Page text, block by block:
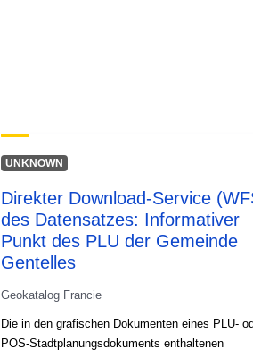
UNKNOWN
Direkter Download-Service
des Datensatzes: Informativer
Punkt des PLU der Gemeinde
Gentelles
Geokatalog Francie
Die in den grafischen Dokumenten eines PLU-
POS-Stadtplanungsdokuments enthaltenen